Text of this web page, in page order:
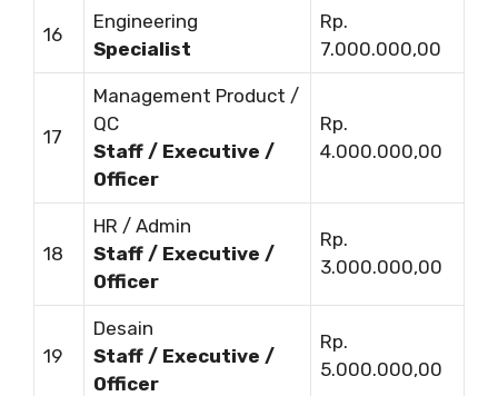
16
Engineering
Specialist
Rp.
7.000.000,00
17
Management Product /
QC
Staff / Executive /
Officer
Rp.
4.000.000,00
18
HR / Admin
Staff / Executive /
Officer
Rp.
3.000.000,00
19
Desain
Staff / Executive /
Officer
Rp.
5.000.000,00